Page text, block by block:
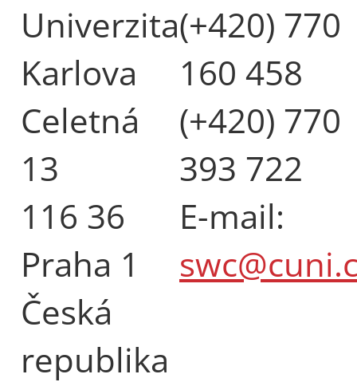
Univerzita
Karlova
Celetná
13
116 36
Praha 1
Česká
republika
(+420) 770
160 458
(+420) 770
393 722
E-mail: